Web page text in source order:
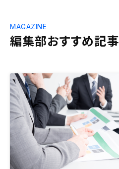
編集部おすすめ記事
MAGAZINE